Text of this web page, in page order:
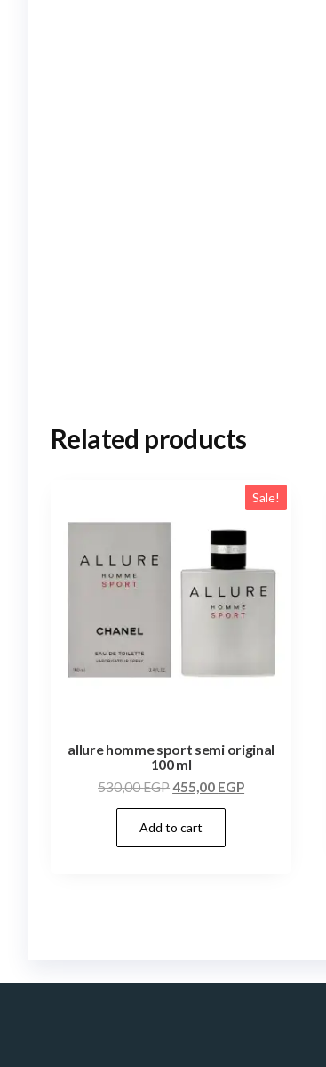
Related products
Sale!
allure homme sport semi original
100 ml
530,00EGP455,00 EGP
Add to cart